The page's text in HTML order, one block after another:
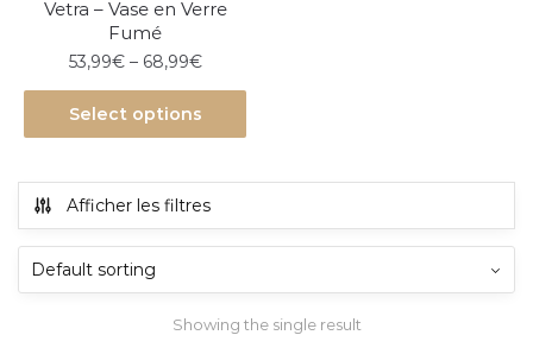
Vetra – Vase en Verre
Fumé
53,99€– 68,99€
Select options
Afficher les filtres
Showing the single result